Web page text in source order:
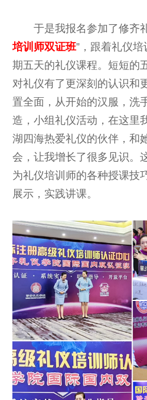
于是我报名参加了修齐
培训师双证班”，跟着礼仪
期五天的礼仪课程。短短的
对礼仪有了更深刻的认识和
置全面，从开始的汉服，洗
造，小组礼仪活动，在这里
湖四海热爱礼仪的伙伴，和
会，让我增长了很多见识。
为礼仪培训师的各种授课技
展示，实践讲课。